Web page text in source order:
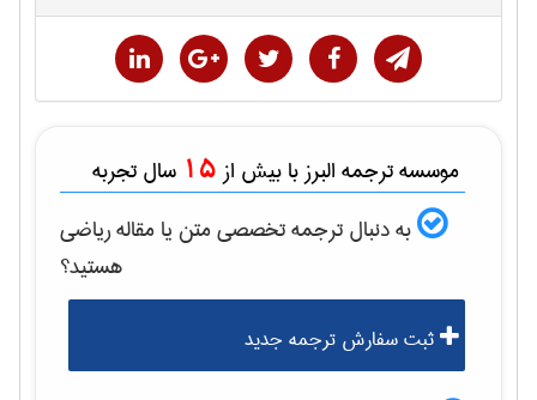
موسسه ترجمه البرز با بیش از 15 سال تجربه
به دنبال ترجمه تخصصی متن یا مقالهرياضی
هستید؟
ثبت سفارش ترجمه جدید